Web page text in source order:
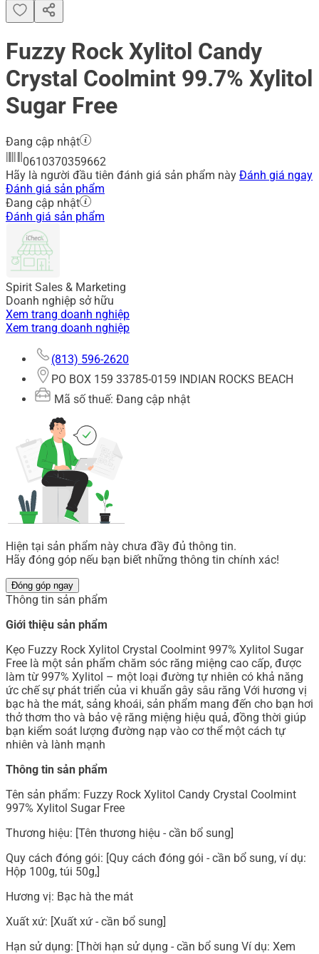
Fuzzy Rock Xylitol Candy
Crystal Coolmint 99.7% Xylitol
Sugar Free
Đang cập nhật
0610370359662
Hãy là người đầu tiên đánh giá sản phẩm này Đánh giá ngay
Đánh giá sản phẩm
Đang cập nhật
Đánh giá sản phẩm
Spirit Sales & Marketing
Doanh nghiệp sở hữu
Xem trang doanh nghiệp
Xem trang doanh nghiệp
(813) 596-2620
PO BOX 159 33785-0159 INDIAN ROCKS BEACH
Mã số thuế: Đang cập nhật
Hiện tại sản phẩm này chưa đầy đủ thông tin.
Hãy đóng góp nếu bạn biết những thông tin chính xác!
Đóng góp ngay
Thông tin sản phẩm
Giới thiệu sản phẩm
Kẹo Fuzzy Rock Xylitol Crystal Coolmint 997% Xylitol Sugar
Free là một sản phẩm chăm sóc răng miệng cao cấp, được
làm từ 997% Xylitol – một loại đường tự nhiên có khả năng
ức chế sự phát triển của vi khuẩn gây sâu răng Với hương vị
bạc hà the mát, sảng khoái, sản phẩm mang đến cho bạn hơi
thở thơm tho và bảo vệ răng miệng hiệu quả, đồng thời giúp
bạn kiểm soát lượng đường nạp vào cơ thể một cách tự
nhiên và lành mạnh
Thông tin sản phẩm
Tên sản phẩm: Fuzzy Rock Xylitol Candy Crystal Coolmint
997% Xylitol Sugar Free
Thương hiệu: [Tên thương hiệu - cần bổ sung]
Quy cách đóng gói: [Quy cách đóng gói - cần bổ sung, ví dụ:
Hộp 100g, túi 50g,]
Hương vị: Bạc hà the mát
Xuất xứ: [Xuất xứ - cần bổ sung]
Hạn sử dụng: [Thời hạn sử dụng - cần bổ sung Ví dụ: Xem